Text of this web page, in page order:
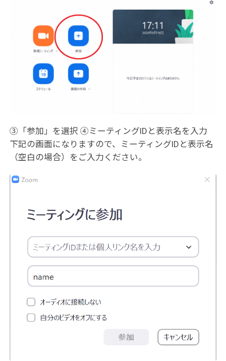
③「参加」を選択 ④ミーティングIDと表示名を入力
下記の画面になりますので、ミーティングIDと表示名
（空白の場合）をご入力ください。